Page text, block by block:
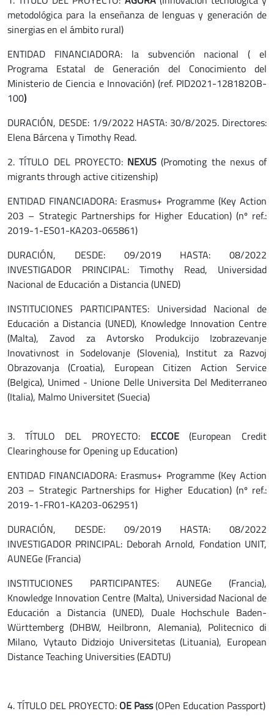
metodológica para la enseñanza de lenguas y generación de
sinergias en el ámbito rural)
ENTIDAD FINANCIADORA: la subvención nacional ( el
Programa Estatal de Generación del Conocimiento del
Ministerio de Ciencia e Innovación) (ref. PID2021-128182OB-
100)
DURACIÓN, DESDE: 1/9/2022 HASTA: 30/8/2025. Directores:
Elena Bárcena y Timothy Read.
2. TÍTULO DEL PROYECTO: NEXUS (Promoting the nexus of
migrants through active citizenship)
ENTIDAD FINANCIADORA: Erasmus+ Programme (Key Action
203 – Strategic Partnerships for Higher Education) (nº ref.:
2019-1-ES01-KA203-065861)
DURACIÓN, DESDE: 09/2019 HASTA: 08/2022
INVESTIGADOR PRINCIPAL: Timothy Read, Universidad
Nacional de Educación a Distancia (UNED)
INSTITUCIONES PARTICIPANTES: Universidad Nacional de
Educación a Distancia (UNED), Knowledge Innovation Centre
(Malta), Zavod za Avtorsko Produkcijo Izobrazevanje
Inovativnost in Sodelovanje (Slovenia), Institut za Razvoj
Obrazovanja (Croatia), European Citizen Action Service
(Belgica), Unimed - Unione Delle Universita Del Mediterraneo
(Italia), Malmo Universitet (Suecia)
3. TÍTULO DEL PROYECTO: ECCOE(European Credit
Clearinghouse for Opening up Education)
ENTIDAD FINANCIADORA: Erasmus+ Programme (Key Action
203 – Strategic Partnerships for Higher Education) (nº ref.:
2019-1-FR01-KA203-062951)
DURACIÓN, DESDE: 09/2019 HASTA: 08/2022
INVESTIGADOR PRINCIPAL: Deborah Arnold, Fondation UNIT,
AUNEGe (Francia)
INSTITUCIONES PARTICIPANTES: AUNEGe (Francia),
Knowledge Innovation Centre (Malta), Universidad Nacional de
Educación a Distancia (UNED), Duale Hochschule Baden-
Württemberg (DHBW, Heilbronn, Alemania), Politecnico di
Milano, Vytauto Didziojo Universitetas (Lituania), European
Distance Teaching Universities (EADTU)
4. TÍTULO DEL PROYECTO: OE Pass(OPen Education Passport)